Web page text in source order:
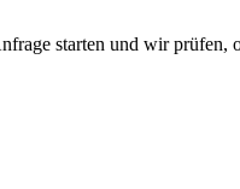
starten und wir